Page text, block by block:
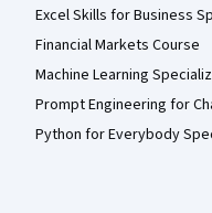
Excel Skills for Business
Financial Markets Course
Machine Learning
Prompt Engineering for
Python for Everybody